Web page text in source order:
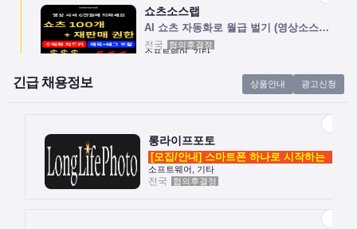
쇼츠소스랩
AI 쇼츠 자동화로 월급 벌기 (영상소스…
소프트웨어, 기타
전국 협의후결정
[모집/안내] 스마트폰 하나로 시작하는 …
소프트웨어, 기타
쇼츠소스랩
긴급 채용정보 상품안내 광고신청
롱라이프포토
[모집/안내] 스마트폰 하나로 시작하는 …
소프트웨어, 기타
전국
협의후결정